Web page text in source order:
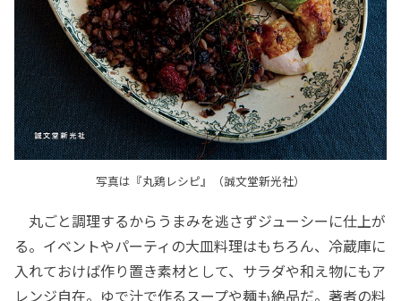
写真は『丸鶏レシピ』（誠文堂新光社）
丸ごと調理するからうまみを逃さずジューシーに仕上が
る。イベントやパーティの大皿料理はもちろん、冷蔵庫に
入れておけば作り置き素材として、サラダや和え物にもア
レンジ自在。ゆで汁で作るスープや麺も絶品だ。著者の料